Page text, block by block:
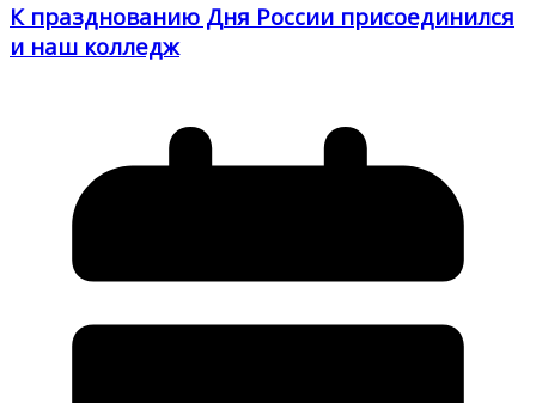
К празднованию Дня России присоединился
и наш колледж